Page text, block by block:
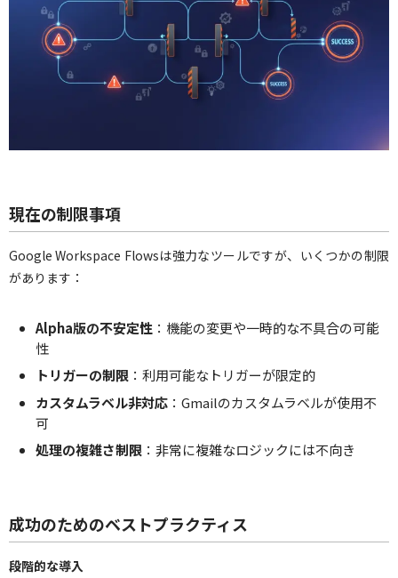
現在の制限事項
Google Workspace Flowsは強力なツールですが、いくつかの制限
があります：
Alpha版の不安定性 ：機能の変更や一時的な不具合の可能
性
トリガーの制限 ：利用可能なトリガーが限定的
カスタムラベル非対応 ：Gmailのカスタムラベルが使用不
可
処理の複雑さ制限 ：非常に複雑なロジックには不向き
成功のためのベストプラクティス
段階的な導入